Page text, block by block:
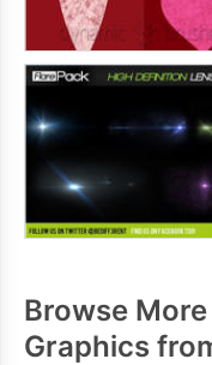
Browse
Graphics